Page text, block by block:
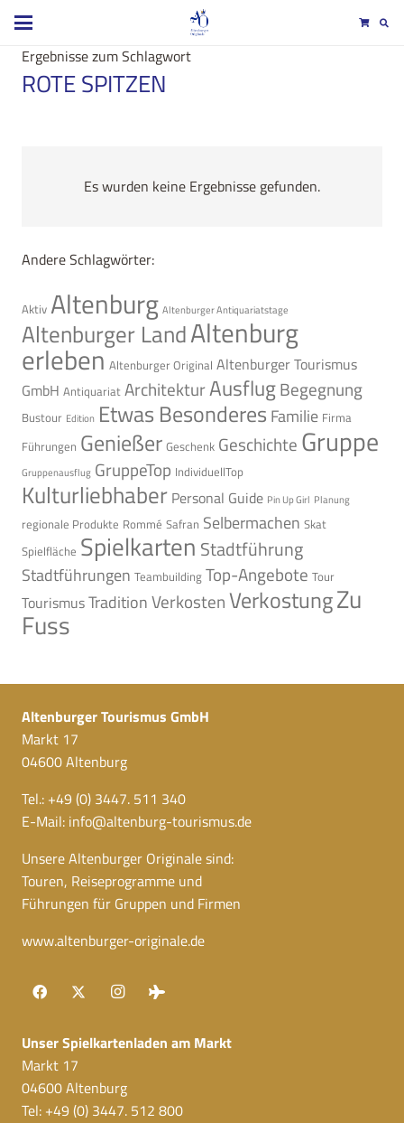
Ergebnisse zum Schlagwort
ROTE SPITZEN
Es wurden keine Ergebnisse gefunden.
Andere Schlagwörter:
Aktiv Altenburg Altenburger Antiquariatstage
Altenburger LandAltenburg
erleben Altenburger Original Altenburger Tourismus
GmbH Antiquariat ArchitekturAusflugBegegnung
Bustour Edition Etwas Besonderes Familie Firma
Führungen Genießer Geschenk Geschichte Gruppe
Gruppenausflug GruppeTop IndividuellTop
Kulturliebhaber Personal Guide Pin Up Girl Planung
regionale Produkte Rommé Safran Selbermachen Skat
Spielfläche Spielkarten Stadtführung
Stadtführungen Teambuilding Top-Angebote Tour
TourismusTraditionVerkostenVerkostungZu
Fuss
Altenburger Tourismus GmbH
Markt 17
04600 Altenburg
Tel.: +49 (0) 3447. 511 340
E-Mail: info@altenburg-tourismus.de
Unsere Altenburger Originale sind:
Touren, Reiseprogramme und
Führungen für Gruppen und Firmen
www.altenburger-originale.de
Unser Spielkartenladen am Markt
Markt 17
04600 Altenburg
Tel: +49 (0) 3447. 512 800